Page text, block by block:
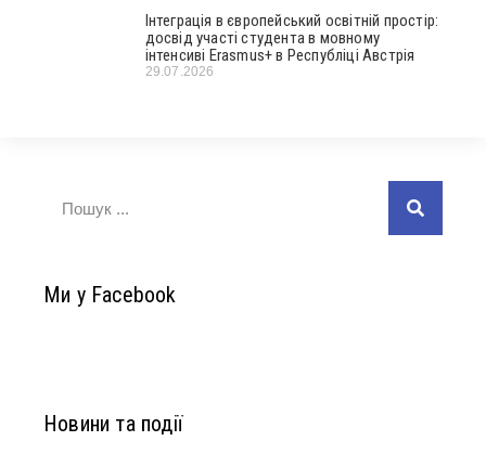
Інтеграція в європейський освітній простір:
досвід участі студента в мовному
інтенсиві Erasmus+ в Республіці Австрія
29.07.2026
Ми у Facebook
Новини та події